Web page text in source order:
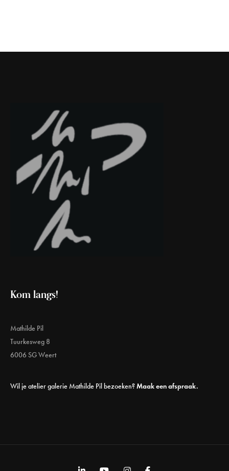
Kom langs!
Mathilde Pil
Tuurkesweg 8
6006 SG Weert
Wil je atelier galerie Mathilde Pil bezoeken?Maak een afspraak.